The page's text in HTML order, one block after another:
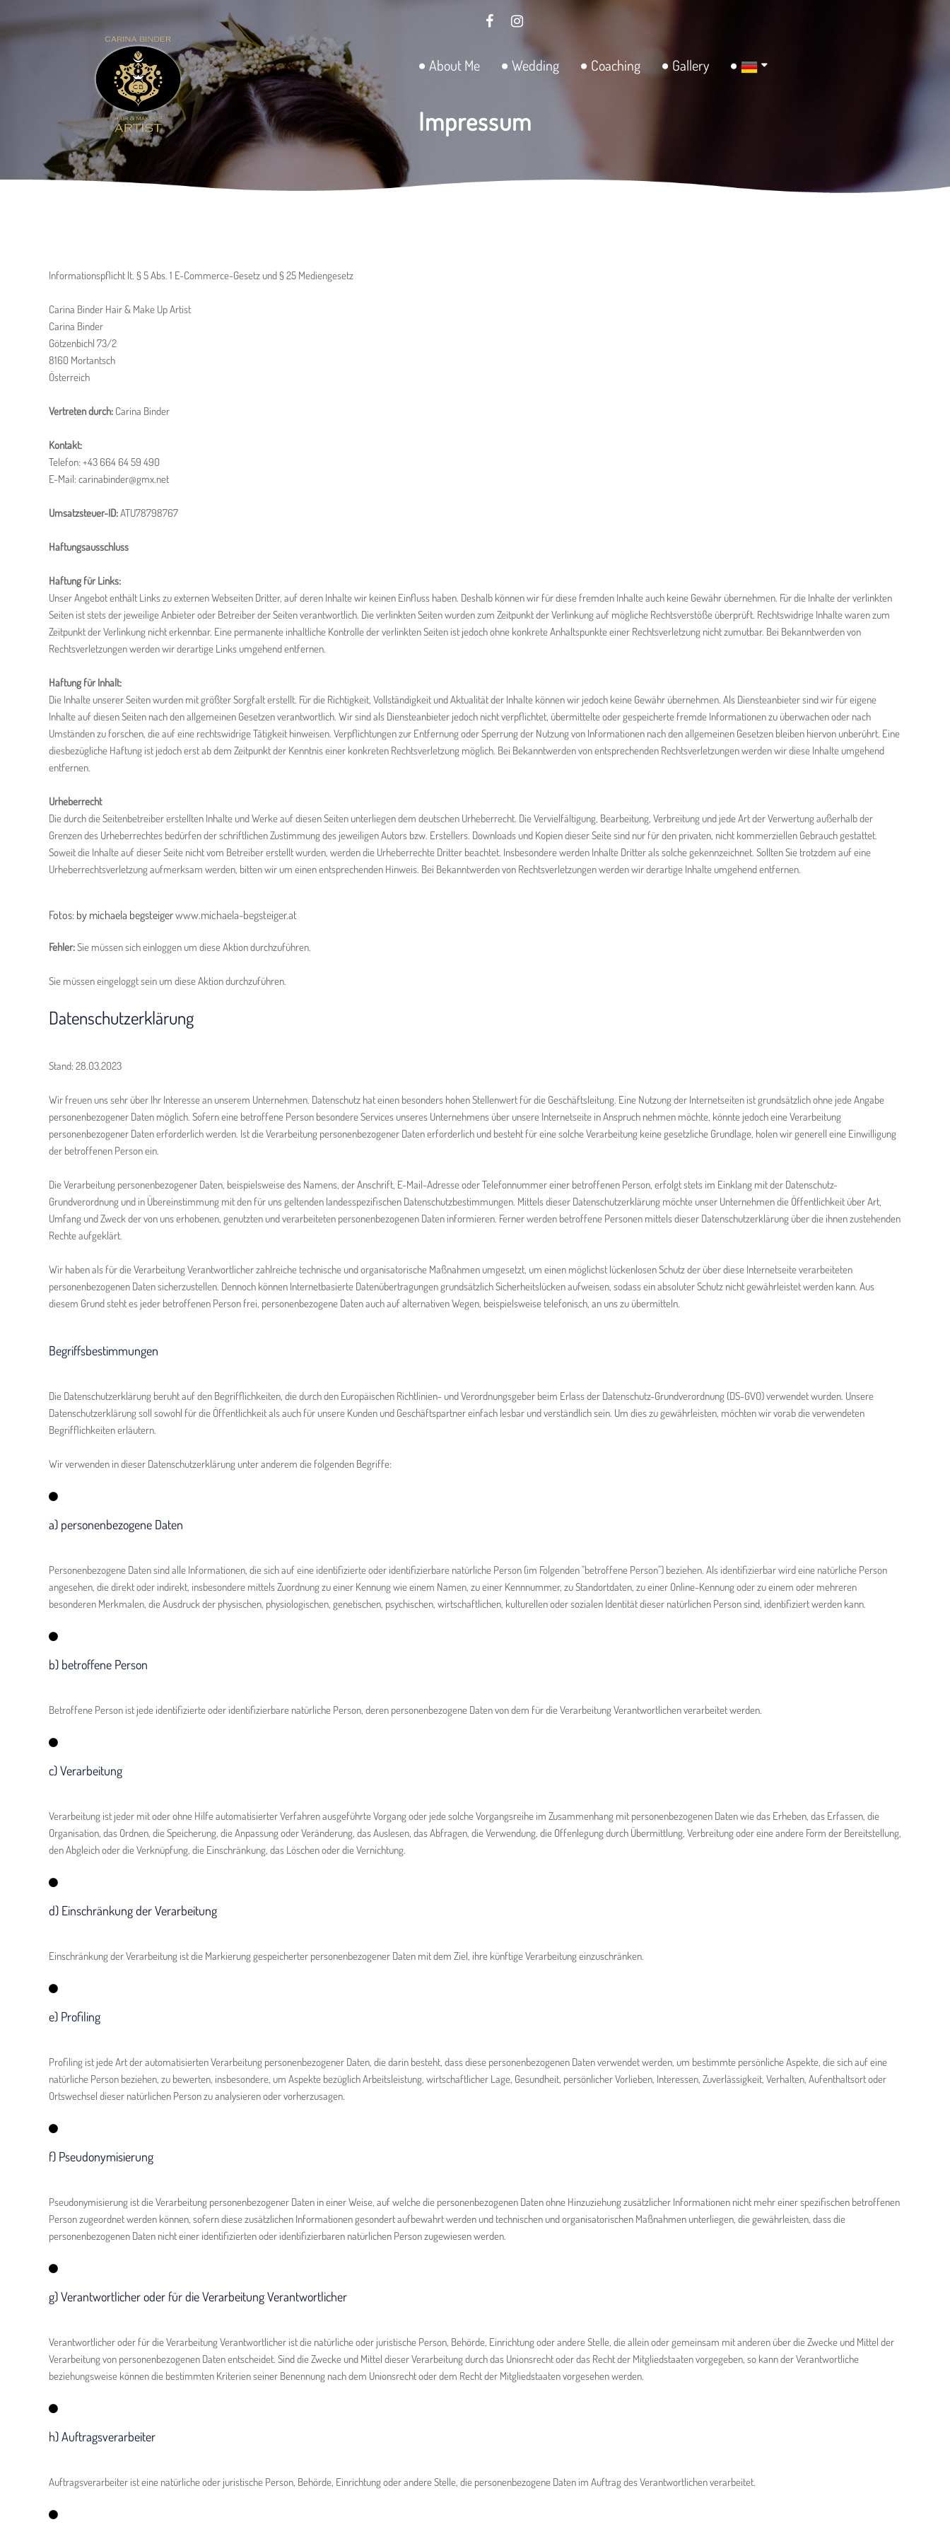
About Me Wedding Coaching Gallery
Impressum
Informationspflicht lt. § 5 Abs. 1 E-Commerce-Gesetz und § 25 Mediengesetz
Carina Binder Hair & Make Up Artist
Carina Binder
Götzenbichl 73/2
8160 Mortantsch
Österreich
Vertreten durch: Carina Binder
Kontakt:
Telefon: +43 664 64 59 490
E-Mail: carinabinder@gmx.net
Umsatzsteuer-ID:ATU78798767
Haftungsausschluss
Haftung für Links:
Unser Angebot enthält Links zu externen Webseiten Dritter, auf deren Inhalte wir keinen Einfluss haben. Deshalb können wir für diese fremden Inhalte auch keine Gewähr übernehmen. Für die Inhalte der verlinkten
Seiten ist stets der jeweilige Anbieter oder Betreiber der Seiten verantwortlich. Die verlinkten Seiten wurden zum Zeitpunkt der Verlinkung auf mögliche Rechtsverstöße überprüft. Rechtswidrige Inhalte waren zum
Zeitpunkt der Verlinkung nicht erkennbar. Eine permanente inhaltliche Kontrolle der verlinkten Seiten ist jedoch ohne konkrete Anhaltspunkte einer Rechtsverletzung nicht zumutbar. Bei Bekanntwerden von
Rechtsverletzungen werden wir derartige Links umgehend entfernen.
Haftung für Inhalt:
Die Inhalte unserer Seiten wurden mit größter Sorgfalt erstellt. Für die Richtigkeit, Vollständigkeit und Aktualität der Inhalte können wir jedoch keine Gewähr übernehmen. Als Diensteanbieter sind wir für eigene
Inhalte auf diesen Seiten nach den allgemeinen Gesetzen verantwortlich. Wir sind als Diensteanbieter jedoch nicht verpflichtet, übermittelte oder gespeicherte fremde Informationen zu überwachen oder nach
Umständen zu forschen, die auf eine rechtswidrige Tätigkeit hinweisen. Verpflichtungen zur Entfernung oder Sperrung der Nutzung von Informationen nach den allgemeinen Gesetzen bleiben hiervon unberührt. Eine
diesbezügliche Haftung ist jedoch erst ab dem Zeitpunkt der Kenntnis einer konkreten Rechtsverletzung möglich. Bei Bekanntwerden von entsprechenden Rechtsverletzungen werden wir diese Inhalte umgehend
entfernen.
Urheberrecht
Die durch die Seitenbetreiber erstellten Inhalte und Werke auf diesen Seiten unterliegen dem deutschen Urheberrecht. Die Vervielfältigung, Bearbeitung, Verbreitung und jede Art der Verwertung außerhalb der
Grenzen des Urheberrechtes bedürfen der schriftlichen Zustimmung des jeweiligen Autors bzw. Erstellers. Downloads und Kopien dieser Seite sind nur für den privaten, nicht kommerziellen Gebrauch gestattet.
Soweit die Inhalte auf dieser Seite nicht vom Betreiber erstellt wurden, werden die Urheberrechte Dritter beachtet. Insbesondere werden Inhalte Dritter als solche gekennzeichnet. Sollten Sie trotzdem auf eine
Urheberrechtsverletzung aufmerksam werden, bitten wir um einen entsprechenden Hinweis. Bei Bekanntwerden von Rechtsverletzungen werden wir derartige Inhalte umgehend entfernen.
Fotos: by michaela begsteigerwww.michaela-begsteiger.at
Fehler:Sie müssen sich einloggen um diese Aktion durchzuführen.
Sie müssen eingeloggt sein um diese Aktion durchzuführen.
Datenschutzerklärung
Stand: 28.03.2023
Wir freuen uns sehr über Ihr Interesse an unserem Unternehmen. Datenschutz hat einen besonders hohen Stellenwert für die Geschäftsleitung. Eine Nutzung der Internetseiten ist grundsätzlich ohne jede Angabe
personenbezogener Daten möglich. Sofern eine betroffene Person besondere Services unseres Unternehmens über unsere Internetseite in Anspruch nehmen möchte, könnte jedoch eine Verarbeitung
personenbezogener Daten erforderlich werden. Ist die Verarbeitung personenbezogener Daten erforderlich und besteht für eine solche Verarbeitung keine gesetzliche Grundlage, holen wir generell eine Einwilligung
der betroffenen Person ein.
Die Verarbeitung personenbezogener Daten, beispielsweise des Namens, der Anschrift, E-Mail-Adresse oder Telefonnummer einer betroffenen Person, erfolgt stets im Einklang mit der Datenschutz-
Grundverordnung und in Übereinstimmung mit den für uns geltenden landesspezifischen Datenschutzbestimmungen. Mittels dieser Datenschutzerklärung möchte unser Unternehmen die Öffentlichkeit über Art,
Umfang und Zweck der von uns erhobenen, genutzten und verarbeiteten personenbezogenen Daten informieren. Ferner werden betroffene Personen mittels dieser Datenschutzerklärung über die ihnen zustehenden
Rechte aufgeklärt.
Wir haben als für die Verarbeitung Verantwortlicher zahlreiche technische und organisatorische Maßnahmen umgesetzt, um einen möglichst lückenlosen Schutz der über diese Internetseite verarbeiteten
personenbezogenen Daten sicherzustellen. Dennoch können Internetbasierte Datenübertragungen grundsätzlich Sicherheitslücken aufweisen, sodass ein absoluter Schutz nicht gewährleistet werden kann. Aus
diesem Grund steht es jeder betroffenen Person frei, personenbezogene Daten auch auf alternativen Wegen, beispielsweise telefonisch, an uns zu übermitteln.
Begriffsbestimmungen
Die Datenschutzerklärung beruht auf den Begrifflichkeiten, die durch den Europäischen Richtlinien- und Verordnungsgeber beim Erlass der Datenschutz-Grundverordnung (DS-GVO) verwendet wurden. Unsere
Datenschutzerklärung soll sowohl für die Öffentlichkeit als auch für unsere Kunden und Geschäftspartner einfach lesbar und verständlich sein. Um dies zu gewährleisten, möchten wir vorab die verwendeten
Begrifflichkeiten erläutern.
Wir verwenden in dieser Datenschutzerklärung unter anderem die folgenden Begriffe:
a) personenbezogene Daten
Personenbezogene Daten sind alle Informationen, die sich auf eine identifizierte oder identifizierbare natürliche Person (im Folgenden "betroffene Person") beziehen. Als identifizierbar wird eine natürliche Person
angesehen, die direkt oder indirekt, insbesondere mittels Zuordnung zu einer Kennung wie einem Namen, zu einer Kennnummer, zu Standortdaten, zu einer Online-Kennung oder zu einem oder mehreren
besonderen Merkmalen, die Ausdruck der physischen, physiologischen, genetischen, psychischen, wirtschaftlichen, kulturellen oder sozialen Identität dieser natürlichen Person sind, identifiziert werden kann.
b) betroffene Person
Betroffene Person ist jede identifizierte oder identifizierbare natürliche Person, deren personenbezogene Daten von dem für die Verarbeitung Verantwortlichen verarbeitet werden.
c) Verarbeitung
Verarbeitung ist jeder mit oder ohne Hilfe automatisierter Verfahren ausgeführte Vorgang oder jede solche Vorgangsreihe im Zusammenhang mit personenbezogenen Daten wie das Erheben, das Erfassen, die
Organisation, das Ordnen, die Speicherung, die Anpassung oder Veränderung, das Auslesen, das Abfragen, die Verwendung, die Offenlegung durch Übermittlung, Verbreitung oder eine andere Form der Bereitstellung,
den Abgleich oder die Verknüpfung, die Einschränkung, das Löschen oder die Vernichtung.
d) Einschränkung der Verarbeitung
Einschränkung der Verarbeitung ist die Markierung gespeicherter personenbezogener Daten mit dem Ziel, ihre künftige Verarbeitung einzuschränken.
e) Profiling
Profiling ist jede Art der automatisierten Verarbeitung personenbezogener Daten, die darin besteht, dass diese personenbezogenen Daten verwendet werden, um bestimmte persönliche Aspekte, die sich auf eine
natürliche Person beziehen, zu bewerten, insbesondere, um Aspekte bezüglich Arbeitsleistung, wirtschaftlicher Lage, Gesundheit, persönlicher Vorlieben, Interessen, Zuverlässigkeit, Verhalten, Aufenthaltsort oder
Ortswechsel dieser natürlichen Person zu analysieren oder vorherzusagen.
f) Pseudonymisierung
Pseudonymisierung ist die Verarbeitung personenbezogener Daten in einer Weise, auf welche die personenbezogenen Daten ohne Hinzuziehung zusätzlicher Informationen nicht mehr einer spezifischen betroffenen
Person zugeordnet werden können, sofern diese zusätzlichen Informationen gesondert aufbewahrt werden und technischen und organisatorischen Maßnahmen unterliegen, die gewährleisten, dass die
personenbezogenen Daten nicht einer identifizierten oder identifizierbaren natürlichen Person zugewiesen werden.
g) Verantwortlicher oder für die Verarbeitung Verantwortlicher
Verantwortlicher oder für die Verarbeitung Verantwortlicher ist die natürliche oder juristische Person, Behörde, Einrichtung oder andere Stelle, die allein oder gemeinsam mit anderen über die Zwecke und Mittel der
Verarbeitung von personenbezogenen Daten entscheidet. Sind die Zwecke und Mittel dieser Verarbeitung durch das Unionsrecht oder das Recht der Mitgliedstaaten vorgegeben, so kann der Verantwortliche
beziehungsweise können die bestimmten Kriterien seiner Benennung nach dem Unionsrecht oder dem Recht der Mitgliedstaaten vorgesehen werden.
h) Auftragsverarbeiter
Auftragsverarbeiter ist eine natürliche oder juristische Person, Behörde, Einrichtung oder andere Stelle, die personenbezogene Daten im Auftrag des Verantwortlichen verarbeitet.